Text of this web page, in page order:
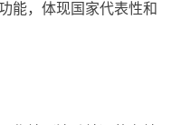
能，体现国家代表性和